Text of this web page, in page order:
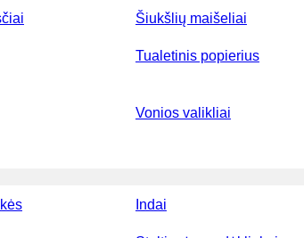
Šiukšlių maišeliai
Tualetinis popierius
Vonios valikliai
Indai